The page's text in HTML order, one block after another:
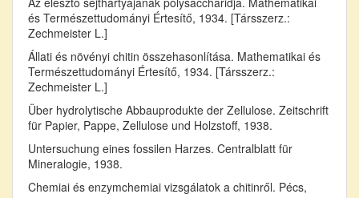
és Természettudományi Értesítő, 1934. [Társszerz.:
Zechmeister L.]
Állati és növényi chitin összehasonlítása. Mathematikai és
Természettudományi Értesítő, 1934. [Társszerz.:
Zechmeister L.]
Über hydrolytische Abbauprodukte der Zellulose. Zeitschrift
für Papier, Pappe, Zellulose und Holzstoff, 1938.
Untersuchung eines fossilen Harzes. Centralblatt für
Mineralogie, 1938.
Chemiai és enzymchemiai vizsgálatok a chitinről. Pécs,